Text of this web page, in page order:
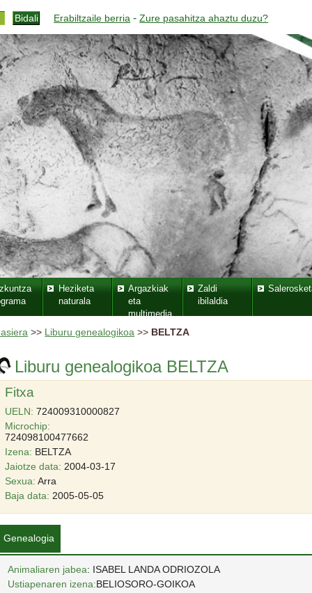
Erabiltzaile berria -Zure pasahitza ahaztu duzu?
Heziketa
naturala
Argazkiak
eta
multimedia
Zaldi
ibilaldia
>> Liburu genealogikoa >> BELTZA
Liburu genealogikoa BELTZA
Fitxa
UELN: 724009310000827
Microchip:
724098100477662
Izena: BELTZA
Jaiotze data: 2004-03-17
Sexua: Arra
Baja data: 2005-05-05
Genealogia
Animaliaren jabea: ISABEL LANDA ODRIOZOLA
Ustiapenaren izena:BELIOSORO-GOIKOA